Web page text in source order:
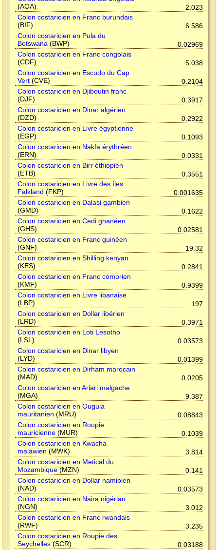
(AOA)
2.023
Colon costaricien en Franc burundais
(BIF)
6.586
Colon costaricien en Pula du
Botswana (BWP)
0.02969
Colon costaricien en Franc congolais
(CDF)
5.038
Colon costaricien en Escudo du Cap
Vert (CVE)
0.2104
Colon costaricien en Djiboutin franc
(DJF)
0.3917
Colon costaricien en Dinar algérien
(DZD)
0.2922
Colon costaricien en Livre égyptienne
(EGP)
0.1093
Colon costaricien en Nakfa érythréen
(ERN)
0.0331
Colon costaricien en Birr éthiopien
(ETB)
0.3551
Colon costaricien en Livre des îles
Falkland (FKP)
0.001635
Colon costaricien en Dalasi gambien
(GMD)
0.1622
Colon costaricien en Cedi ghanéen
(GHS)
0.02581
Colon costaricien en Franc guinéen
(GNF)
19.32
Colon costaricien en Shilling kenyan
(KES)
0.2841
Colon costaricien en Franc comorien
(KMF)
0.9399
Colon costaricien en Livre libanaise
(LBP)
197
Colon costaricien en Dollar libérien
(LRD)
0.3971
Colon costaricien en Loti Lesotho
(LSL)
0.03573
Colon costaricien en Dinar libyen
(LYD)
0.01399
Colon costaricien en Dirham marocain
(MAD)
0.0205
Colon costaricien en Ariari malgache
(MGA)
9.387
Colon costaricien en Ouguia
mauritanien (MRU)
0.08843
Colon costaricien en Roupie
mauricienne (MUR)
0.1039
Colon costaricien en Kwacha
malawien (MWK)
3.814
Colon costaricien en Metical du
Mozambique (MZN)
0.141
Colon costaricien en Dollar namibien
(NAD)
0.03573
Colon costaricien en Naira nigérian
(NGN)
3.012
Colon costaricien en Franc rwandais
(RWF)
3.235
Colon costaricien en Roupie des
Seychelles (SCR)
0.03188